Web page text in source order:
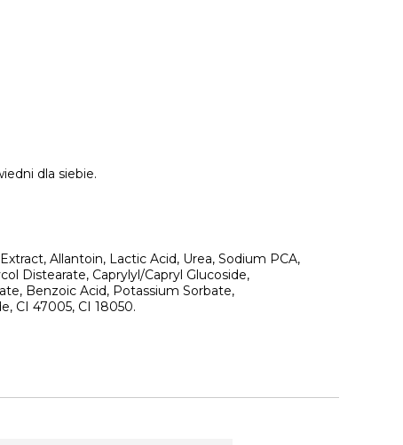
dla siebie.
Allantoin, Lactic Acid, Urea, Sodium PCA,
Distearate, Caprylyl/Capryl Glucoside,
Benzoic Acid, Potassium Sorbate,
CI 47005, CI 18050.